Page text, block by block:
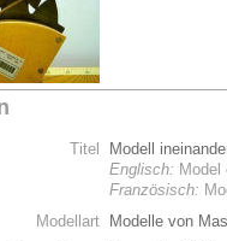
Titel
Modell
Englisch:
Französisch:
Modellart
Modelle von